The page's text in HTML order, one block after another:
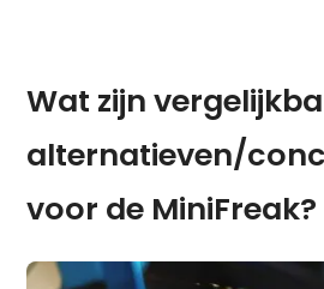
Wat zijn
alternatieven/
voor de MiniFreak?